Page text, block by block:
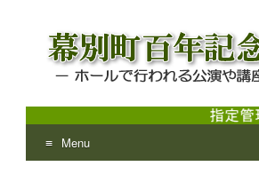
幕別町百年記
ホールで行われる公演や講座のご案内
Menu